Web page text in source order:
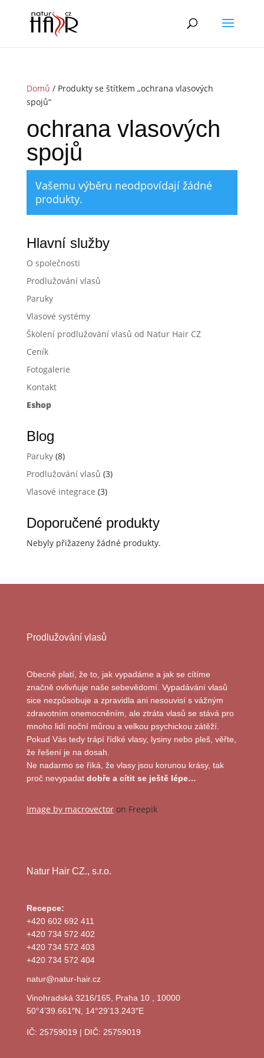
Domů / Produkty se štítkem „ochrana vlasových
spojů“
ochrana vlasových
spojů
Vašemu výběru neodpovídají žádné
produkty.
Hlavní služby
O společnosti
Prodlužování vlasů
Paruky
Vlasové systémy
Školení prodlužování vlasů od Natur Hair CZ
Ceník
Fotogalerie
Kontakt
Eshop
Blog
Paruky(8)
Prodlužování vlasů (3)
Vlasové integrace (3)
Doporučené produkty
Nebyly přižazeny žádné produkty.
Prodlužování vlasů
Obecně platí, že to, jak vypadáme a jak se cítíme
značně ovlivňuje naše sebevědomí. Vypadávání vlasů
sice nezpůsobuje a zpravidla ani nesouvisí s vážným
zdravotním onemocněním, ale ztráta vlasů se stává pro
mnoho lidí noční můrou a velkou psychickou zátěží.
Pokud Vás tedy trápí řídké vlasy, lysiny nebo pleš, věřte,
že řešení je na dosah.
Ne nadarmo se říká, že vlasy jsou korunou krásy, tak
proč nevypadat dobře a cítit se ještě lépe…
Image by macrovectoron Freepik
Natur Hair CZ., s.r.o.
Recepce:
+420 602 692 411
+420 734 572 402
+420 734 572 403
+420 734 572 404
natur@natur-hair.cz
Vinohradská 3216/165, Praha 10 , 10000
50°4’39.661″N, 14°29’13.243″E
IČ: 25759019 | DIČ: 25759019